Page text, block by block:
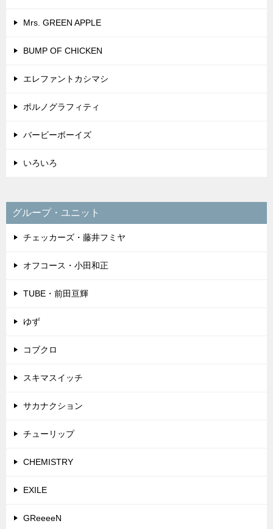
Mrs. GREEN APPLE
BUMP OF CHICKEN
エレファントカシマシ
ポルノグラフィティ
バービーボーイズ
いろいろ
グループ・ユニット
チェッカーズ・藤井フミヤ
オフコース・小田和正
TUBE・前田亘輝
ゆず
コブクロ
スキマスイッチ
サカナクション
チューリップ
CHEMISTRY
EXILE
GReeeeN